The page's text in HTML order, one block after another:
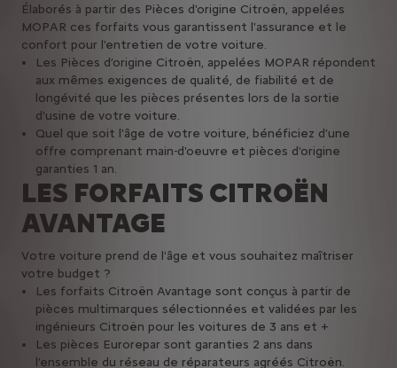
Élaborés à partir des Pièces d'origine Citroën, appelées
MOPAR ces forfaits vous garantissent l'assurance et le
confort pour l'entretien de votre voiture.
Les Pièces d’origine Citroën, appelées MOPAR répondent
aux mêmes exigences de qualité, de fiabilité et de
longévité que les pièces présentes lors de la sortie
d'usine de votre voiture.
Quel que soit l'âge de votre voiture, bénéficiez d’une
offre comprenant main-d'oeuvre et pièces d'origine
garanties 1 an.
LES FORFAITS CITROËN
AVANTAGE
Votre voiture prend de l'âge et vous souhaitez maîtriser
votre budget ?
Les forfaits Citroën Avantage sont conçus à partir de
pièces multimarques sélectionnées et validées par les
ingénieurs Citroën pour les voitures de 3 ans et +
Les pièces Eurorepar sont garanties 2 ans dans
l’ensemble du réseau de réparateurs agréés Citroën.